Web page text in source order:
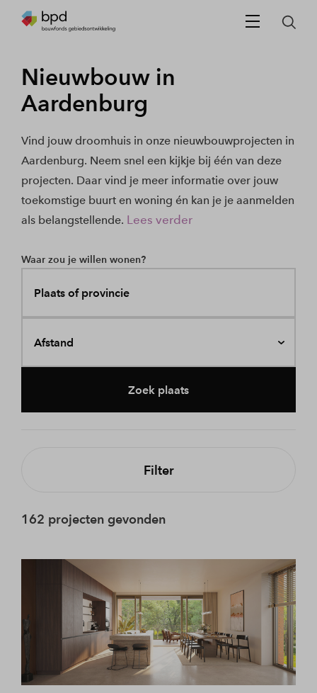
Nieuwbouw in
Aardenburg
Vind jouw droomhuis in onze nieuwbouwprojecten in
Aardenburg. Neem snel een kijkje bij één van deze
projecten. Daar vind je meer informatie over jouw
toekomstige buurt en woning én kan je je aanmelden
als belangstellende. Lees verder
Waar zou je willen wonen?
Plaats of provincie
Afstand
Zoek plaats
Filter
162 projecten gevonden